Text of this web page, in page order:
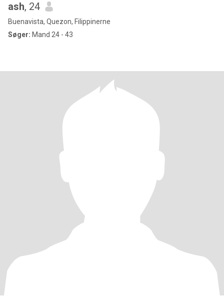
ash, 24
Buenavista, Quezon, Filippinerne
Søger: Mand 24 - 43